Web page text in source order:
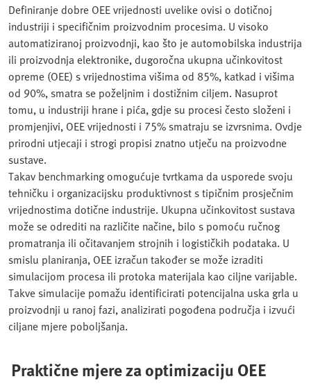
Definiranje dobre OEE vrijednosti uvelike ovisi o dotičnoj
industriji i specifičnim proizvodnim procesima. U visoko
automatiziranoj proizvodnji, kao što je automobilska industrija
ili proizvodnja elektronike, dugoročna ukupna učinkovitost
opreme (OEE) s vrijednostima višima od 85%, katkad i višima
od 90%, smatra se poželjnim i dostižnim ciljem. Nasuprot
tomu, u industriji hrane i pića, gdje su procesi često složeni i
promjenjivi, OEE vrijednosti i 75% smatraju se izvrsnima. Ovdje
prirodni utjecaji i strogi propisi znatno utječu na proizvodne
sustave.
Takav benchmarking omogućuje tvrtkama da usporede svoju
tehničku i organizacijsku produktivnost s tipičnim prosječnim
vrijednostima dotične industrije. Ukupna učinkovitost sustava
može se odrediti na različite načine, bilo s pomoću ručnog
promatranja ili očitavanjem strojnih i logističkih podataka. U
smislu planiranja, OEE izračun također se može izraditi
simulacijom procesa ili protoka materijala kao ciljne varijable.
Takve simulacije pomažu identificirati potencijalna uska grla u
proizvodnji u ranoj fazi, analizirati pogođena područja i izvući
ciljane mjere poboljšanja.
Praktične mjere za optimizaciju OEE